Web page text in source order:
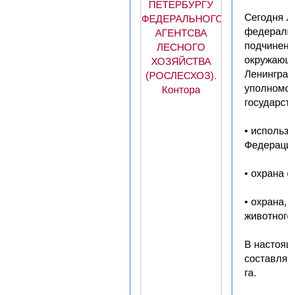
Сегодня
•
•
•
В
га.